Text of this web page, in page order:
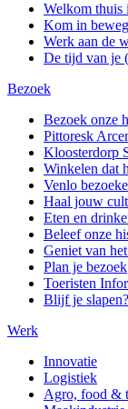
Welkom thuis
Kom in
Werk aan de
De tijd van je
Bezoek
Bezoek onze
Pittoresk
Kloosterdorp
Winkelen dat
Venlo
Haal jouw
Eten en
Beleef onze
Geniet van
Plan je bezoek
Toeristen
Blijf je slapen?
Werk
Innovatie
Logistiek
Agro, food &